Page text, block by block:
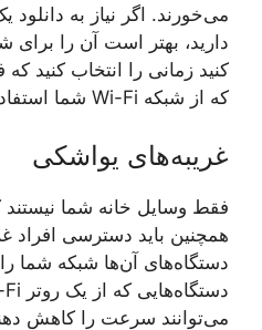
می‌خورند. اگر نیاز به
دارید، بهتر است آن را
کنید زمانی را انتخاب کنید
که از شبکه Wi-Fi شما استفاده می‌کنند خواب هستند.
غریبه‌های یواشکی
فقط وسایل خانه شما نیستند
همچنین باید دسترسی افراد
دستگاه‌های آن‌ها شبکه شما را
می‌توانند سرعت را کاهش